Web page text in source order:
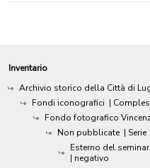
Inventario
Archivio storico della Città di
Fondi iconografici |
Fondo fotografico
Non pubblicate | Serie
Esterno del
| negativo